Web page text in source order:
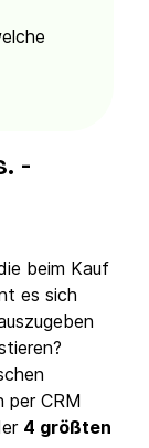
-
beim Kauf
es sich
per CRM
4 größten